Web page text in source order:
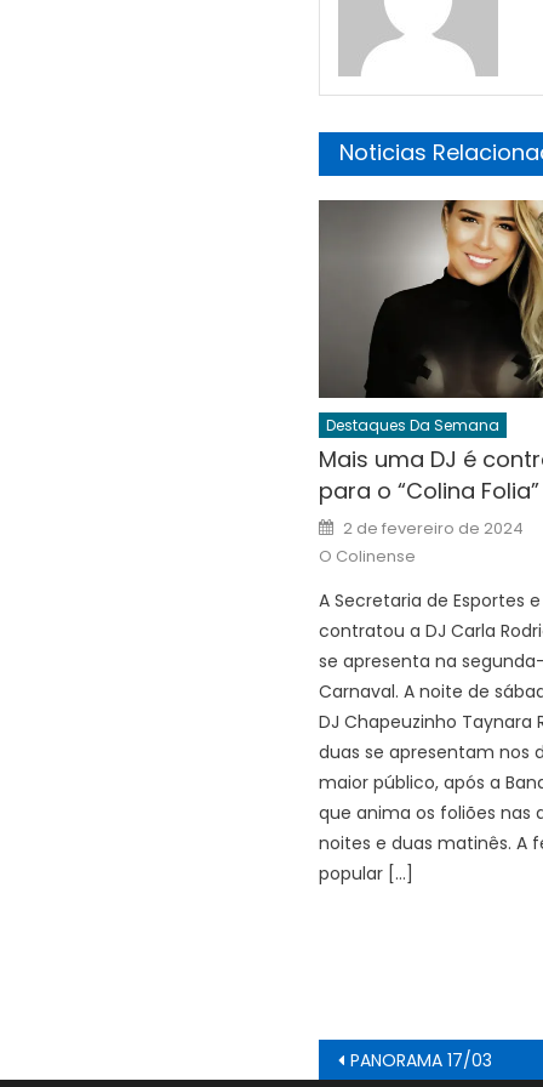
Noticias
Destaques Da Semana
Mais uma DJ é
para o “Colina Folia”
Posted
on
2 de fevereiro de 2024
O Colinense
A Secretaria de Esportes e
contratou a DJ Carla
se apresenta na
Carnaval. A noite de
DJ Chapeuzinho Taynara
duas se apresentam nos
maior público, após a
que anima os foliões nas
noites e duas matinês. A
popular […]
Navegação
PANORAMA 17/03